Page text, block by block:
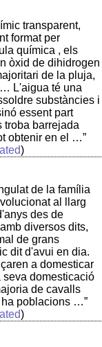
transparent,
format per
química , els
òxid de dihidrogen
de la pluja,
L'aigua té una
substàncies i
essent part
troba barrejada
obtenir en el …”
)
de la família
al llarg
des de
diversos dits,
de grans
dit d'avui en dia.
a domesticar
domesticació
de cavalls
poblacions …”
)